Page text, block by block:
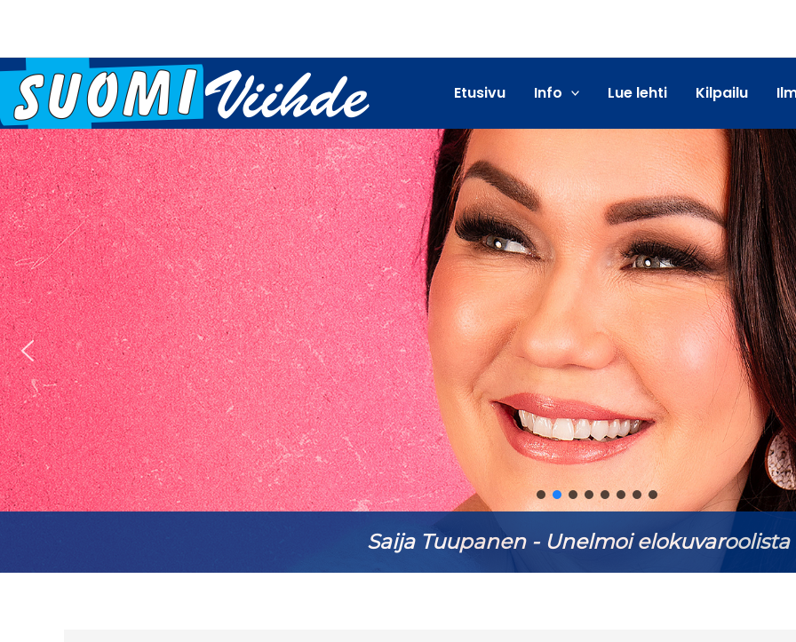
Etusivu Info Lue lehti Kilpailu
Saija Tuupanen - Unelmoi elokuvaroolista